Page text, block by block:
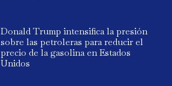
Donald Trump intensifica la presión
sobre las petroleras para reducir el
precio de la gasolina en Estados
Unidos